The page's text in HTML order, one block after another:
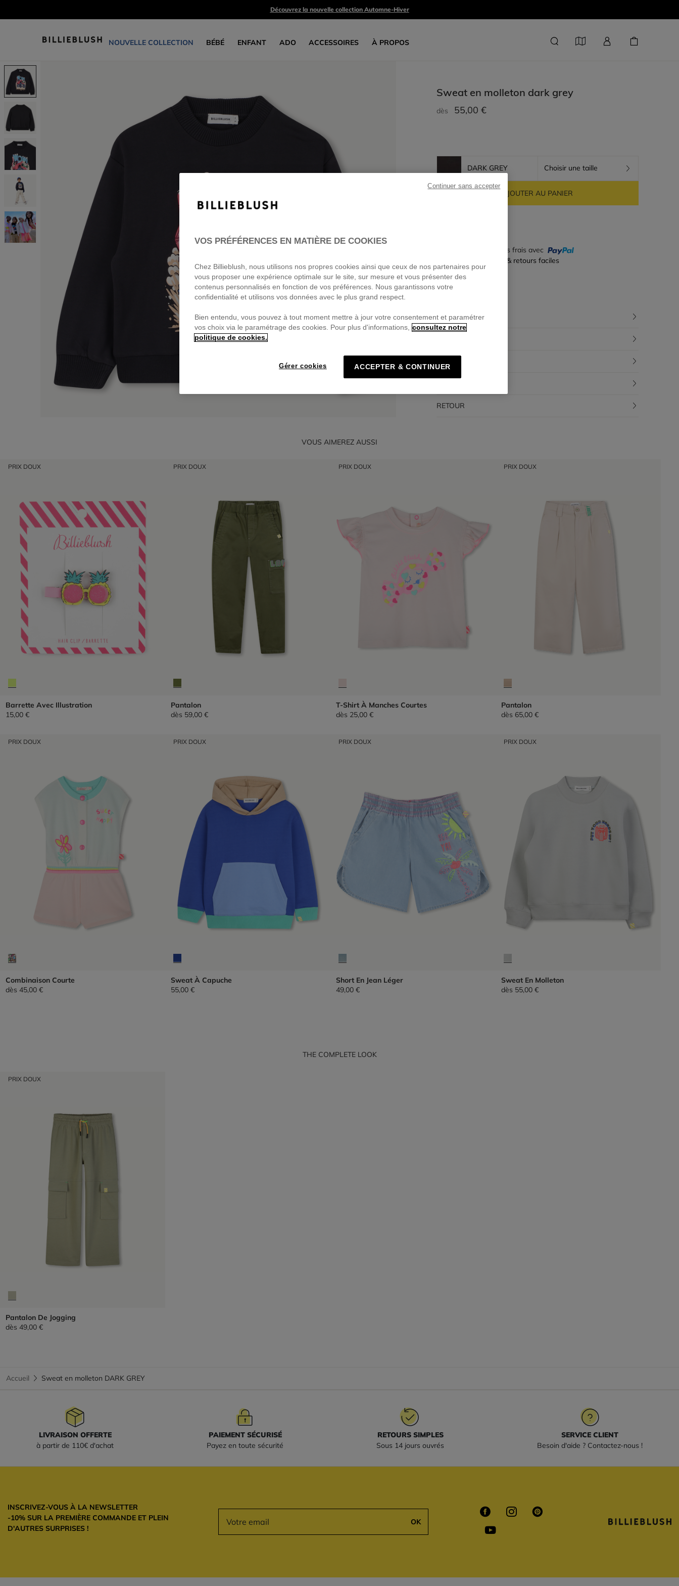
Découvrez la nouvelle collection Automne-Hiver
NOUVELLE COLLECTION BÉBÉ ENFANT ADO ACCESSOIRES À PROPOS
Sweat en molleton dark grey
dès 55,00 €
DARK GREY Choisir une taille
AJOUTER AU PANIER
Payez en 4 fois sans frais avec
🔒Paiement sécurisé & retours faciles
DESCRIPTION
RETOUR
VOUS AIMEREZ AUSSI
PRIX DOUX
Barrette Avec Illustration
15,00 €
PRIX DOUX
Pantalon
dès 59,00 €
PRIX DOUX
T-Shirt À Manches Courtes
dès 25,00 €
PRIX DOUX
Pantalon
dès 65,00 €
PRIX DOUX
Combinaison Courte
dès 45,00 €
PRIX DOUX
Sweat À Capuche
55,00 €
PRIX DOUX
Short En Jean Léger
49,00 €
PRIX DOUX
Sweat En Molleton
dès 55,00 €
THE COMPLETE LOOK
PRIX DOUX
Pantalon De Jogging
dès 49,00 €
Accueil Sweat en molleton DARK GREY
LIVRAISON OFFERTE
à partir de 110€ d'achat
PAIEMENT SÉCURISÉ
Payez en toute sécurité
RETOURS SIMPLES
Sous 14 jours ouvrés
SERVICE CLIENT
Besoin d'aide ? Contactez-nous !
INSCRIVEZ-VOUS À LA NEWSLETTER
-10% SUR LA PREMIÈRE COMMANDE ET PLEIN
D'AUTRES SURPRISES !
OK
VOS PRÉFÉRENCES EN MATIÈRE DE COOKIES
Chez Billieblush, nous utilisons nos propres cookies ainsi que ceux de nos partenaires pour
vous proposer une expérience optimale sur le site, sur mesure et vous présenter des
contenus personnalisés en fonction de vos préférences. Nous garantissons votre
confidentialité et utilisons vos données avec le plus grand respect.
Bien entendu, vous pouvez à tout moment mettre à jour votre consentement et paramétrer
vos choix via le paramétrage des cookies. Pour plus d'informations,
consultez notre
politique de cookies.
Gérer cookies ACCEPTER & CONTINUER
Continuer sans accepter